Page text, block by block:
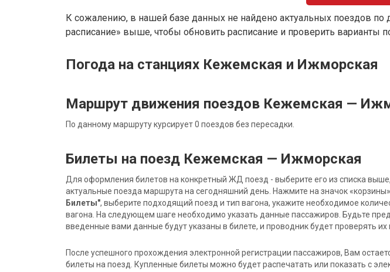
К сожалению, в нашей базе данных не найдено актуальных поездов по
расписание» выше, чтобы обновить расписание и проверить варианты
Погода на станциях Кежемская и Ижморская
Маршрут движения поездов Кежемская —
По данному маршруту курсирует 0 поездов без пересадки.
Билеты на поезд Кежемская — Ижморская
Для оформления билетов на конкретный ЖД поезд - выберите его из списка
актуальные поезда маршрута на сегодняшний день. Нажмите на значок
Билеты", выберите подходящий поезд и тип вагона, укажите необходимое
вагона. На следующем шаге необходимо указать данные пассажиров. Будьте
введенные вами данные будут указаны в билете, и проводник будет проверять их
После успешного прохождения электронной регистрации пассажиров, Вам
билеты на поезд. Купленные билеты можно будет распечатать или показать с